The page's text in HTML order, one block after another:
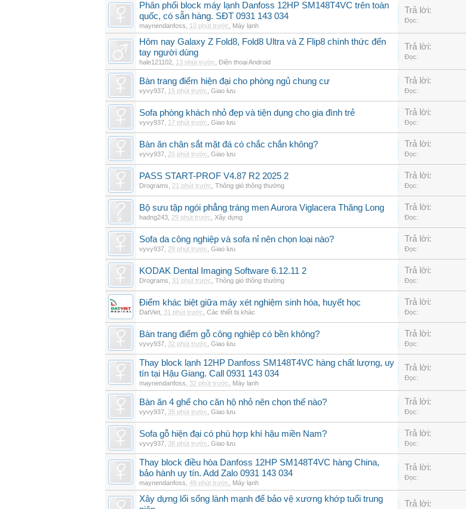
Phân phối block máy lạnh Danfoss 12HP SM148T4VC trên toàn
quốc, có sẵn hàng. SĐT 0931 143 034
maynendanfoss 10 phút trước Máy lạnh
Trả lời:
Đọc:
Hôm nay Galaxy Z Fold8, Fold8 Ultra và Z Flip8 chính thức đến
tay người dùng
hale121102 13 phút trước Điện thoại Android
Trả lời:
Đọc:
Bàn trang điểm hiện đại cho phòng ngủ chung cư
vyvy937 15 phút trước Giao lưu
Trả lời:
Đọc:
Sofa phòng khách nhỏ đẹp và tiện dụng cho gia đình trẻ
vyvy937 17 phút trước Giao lưu
Trả lời:
Đọc:
Bàn ăn chân sắt mặt đá có chắc chắn không?
vyvy937 20 phút trước Giao lưu
Trả lời:
Đọc:
PASS START-PROF V4.87 R2 2025 2
Drograms 21 phút trước Thông gió thông thường
Trả lời:
Đọc:
Bộ sưu tập ngói phẳng tráng men Aurora Viglacera Thăng Long
hadng243 29 phút trước Xây dựng
Trả lời:
Đọc:
Sofa da công nghiệp và sofa nỉ nên chọn loại nào?
vyvy937 29 phút trước Giao lưu
Trả lời:
Đọc:
KODAK Dental Imaging Software 6.12.11 2
Drograms 31 phút trước Thông gió thông thường
Trả lời:
Đọc:
Điểm khác biệt giữa máy xét nghiệm sinh hóa, huyết học
DatViet 31 phút trước Các thiết bị khác
Trả lời:
Đọc:
Bàn trang điểm gỗ công nghiệp có bền không?
vyvy937 32 phút trước Giao lưu
Trả lời:
Đọc:
Thay block lạnh 12HP Danfoss SM148T4VC hàng chất lượng, uy
tín tại Hậu Giang. Call 0931 143 034
maynendanfoss 32 phút trước Máy lạnh
Trả lời:
Đọc:
Bàn ăn 4 ghế cho căn hộ nhỏ nên chọn thế nào?
vyvy937 35 phút trước Giao lưu
Trả lời:
Đọc:
Sofa gỗ hiện đại có phù hợp khí hậu miền Nam?
vyvy937 38 phút trước Giao lưu
Trả lời:
Đọc:
Thay block điều hòa Danfoss 12HP SM148T4VC hàng China,
bảo hành uy tín. Add Zalo 0931 143 034
maynendanfoss 49 phút trước Máy lạnh
Trả lời:
Đọc:
Xây dựng lối sống lành mạnh để bảo vệ xương khớp tuổi trung
Trả lời: